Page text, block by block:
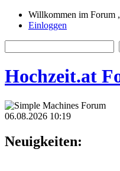
Willkommen im Forum
Einloggen
Hochzeit.at
06.08.2026 10:19
Neuigkeiten: